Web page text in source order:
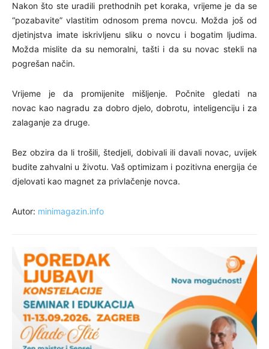
Nakon što ste uradili prethodnih pet koraka, vrijeme je da se
“pozabavite” vlastitim odnosom prema novcu. Možda još od
djetinjstva imate iskrivljenu sliku o novcu i bogatim ljudima.
Možda mislite da su nemoralni, tašti i da su novac stekli na
pogrešan način.
Vrijeme je da promijenite mišljenje. Počnite gledati na
novac kao nagradu za dobro djelo, dobrotu, inteligenciju i za
zalaganje za druge.
Bez obzira da li trošili, štedjeli, dobivali ili davali novac, uvijek
budite zahvalni u životu. Vaš optimizam i pozitivna energija će
djelovati kao magnet za privlačenje novca.
Autor: minimagazin.info